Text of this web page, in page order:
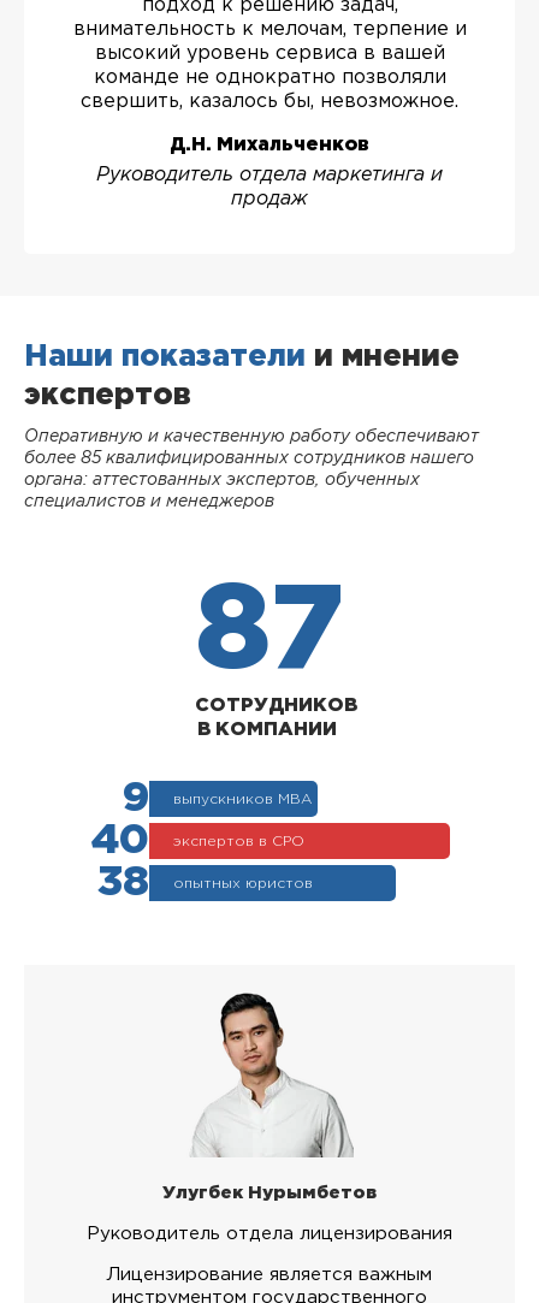
подход к решению задач,
внимательность к мелочам, терпение и
высокий уровень сервиса в вашей
команде не однократно позволяли
свершить, казалось бы, невозможное.
Д.Н. Михальченков
Руководитель отдела маркетинга и
продаж
Наши показатели и мнение
экспертов
Оперативную и качественную работу обеспечивают
более 85 квалифицированных сотрудников нашего
органа: аттестованных экспертов, обученных
специалистов и менеджеров
87
СОТРУДНИКОВ
В КОМПАНИИ
9 выпускников МВА
40 экспертов в СРО
38 опытных юристов
Улугбек Нурымбетов
Руководитель отдела лицензирования
Лицензирование является важным
инструментом государственного